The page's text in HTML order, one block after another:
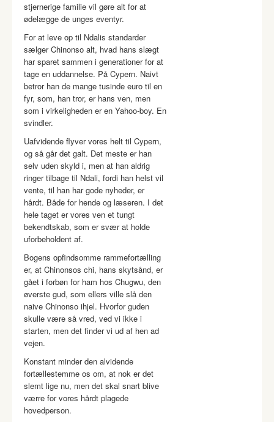
stjernerige familie vil gøre alt for at
ødelægge de unges eventyr.
For at leve op til Ndalis standarder
sælger Chinonso alt, hvad hans slægt
har sparet sammen i generationer for at
tage en uddannelse. På Cypern. Naivt
betror han de mange tusinde euro til en
fyr, som, han tror, er hans ven, men
som i virkeligheden er en Yahoo-boy. En
svindler.
Uafvidende flyver vores helt til Cypern,
og så går det galt. Det meste er han
selv uden skyld i, men at han aldrig
ringer tilbage til Ndali, fordi han helst vil
vente, til han har gode nyheder, er
hårdt. Både for hende og læseren. I det
hele taget er vores ven et tungt
bekendtskab, som er svær at holde
uforbeholdent af.
Bogens opfindsomme rammefortælling
er, at Chinonsos chi, hans skytsånd, er
gået i forbøn for ham hos Chugwu, den
øverste gud, som ellers ville slå den
naive Chinonso ihjel. Hvorfor guden
skulle være så vred, ved vi ikke i
starten, men det finder vi ud af hen ad
vejen.
Konstant minder den alvidende
fortællestemme os om, at nok er det
slemt lige nu, men det skal snart blive
værre for vores hårdt plagede
hovedperson.